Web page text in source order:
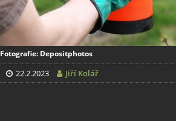
Fotografie: Depositphotos
22.2.2023 Jiří Kolář